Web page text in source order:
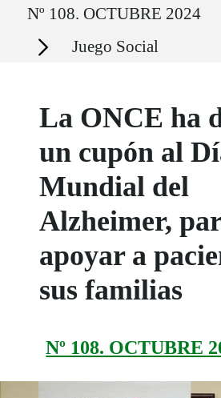
Nº 108. OCTUBRE 2024
Secciones Juego Social
La ONCE ha
un cupón al
Mundial del
Alzheimer,
apoyar a
sus familias
Nº 108. OCTUBRE